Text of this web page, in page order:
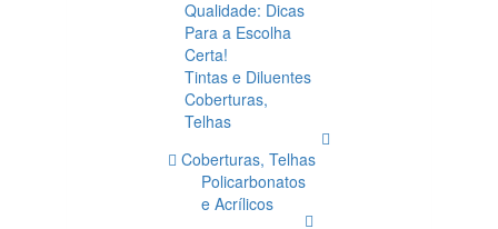
Qualidade: Dicas
Para a Escolha
Certa!
Tintas e Diluentes
Coberturas,
Telhas
Coberturas, Telhas
Policarbonatos
e Acrílicos